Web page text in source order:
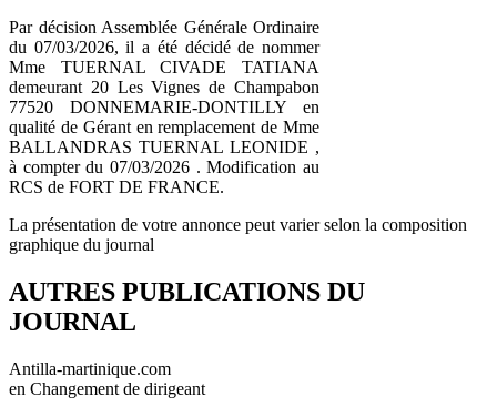
Par décision Assemblée Générale Ordinaire
du 07/03/2026, il a été décidé de nommer
Mme TUERNAL CIVADE TATIANA
demeurant 20 Les Vignes de Champabon
77520 DONNEMARIE-DONTILLY en
qualité de Gérant en remplacement de Mme
BALLANDRAS TUERNAL LEONIDE ,
à compter du 07/03/2026 . Modification au
RCS de FORT DE FRANCE.
La présentation de votre annonce peut varier selon la composition
graphique du journal
AUTRES PUBLICATIONS DU
JOURNAL
Antilla-martinique.com
en Changement de dirigeant